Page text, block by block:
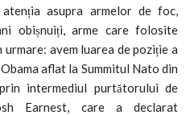
asupra armelor de foc,
obișnuiți, arme care folosite
avem luarea de poziție a
aflat la Summitul Nato din
intermediul purtătorului de
Earnest, care a declarat